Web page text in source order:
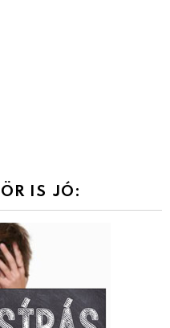
IS JÓ: